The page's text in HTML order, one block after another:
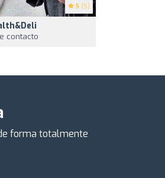
5 (5)
contacto
forma totalmente